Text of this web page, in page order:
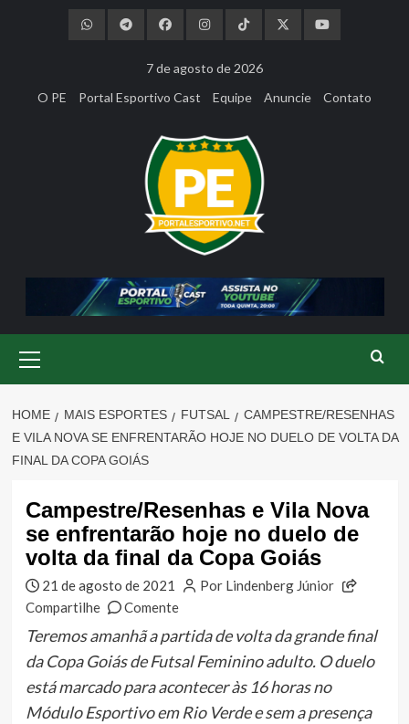
7 de agosto de 2026
O PE
Portal Esportivo Cast Equipe Anuncie Contato
Menu
HOME MAIS ESPORTES FUTSAL
CAMPESTRE/RESENHAS
E VILA NOVA SE ENFRENTARÃO HOJE NO DUELO DE VOLTA DA
FINAL DA COPA GOIÁS
Campestre/Resenhas e Vila Nova
se enfrentarão hoje no duelo de
volta da final da Copa Goiás
21 de agosto de 2021
Por Lindenberg Júnior
Compartilhe
Comente
Teremos amanhã a partida de volta da grande final
da Copa Goiás de Futsal Feminino adulto. O duelo
está marcado para acontecer às 16 horas no
Módulo Esportivo em Rio Verde e sem a presença